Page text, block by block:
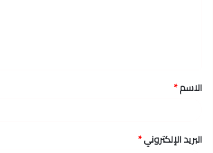
*
الاسم*
البريد الإلكتروني*